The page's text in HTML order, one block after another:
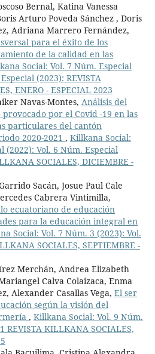
Bernal, Katina Vanessa
Arturo Poveda Sánchez , Doris
Adriana Marrero Fernández,
para el éxito de los
de la calidad en las
Social: Vol. 7 Núm. Especial
(2023): REVISTA
ENERO - ESPECIAL 2023
Navas-Montes, Análisis del
por el Covid -19 en las
particulares del cantón
2020-2021 , Killkana Social:
(2022): Vol. 6 Núm. Especial
SOCIALES, DICIEMBRE -
Sacán, Josue Paul Cale
Cabrera Vintimilla,
ecuatoriano de educación
para la educación integral en
Social: Vol. 7 Núm. 3 (2023): Vol.
SOCIALES, SEPTIEMBRE -
Merchán, Andrea Elizabeth
Calva Colaizaca, Enma
Alexander Casallas Vega, El ser
según la visión del
, Killkana Social: Vol. 9 Núm.
REVISTA KILLKANA SOCIALES,